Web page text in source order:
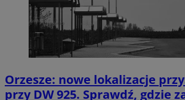
Orzesze: nowe lokalizacje
przy DW 925. Sprawdź, gdzie